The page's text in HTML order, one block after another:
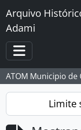
Skip to main content
Arquivo
Adami
Toggle
ATOM Municipio de
Limite